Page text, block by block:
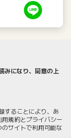
みになり、同意の上
することにより、あ
規約とプライバシー
サイトで利用可能な